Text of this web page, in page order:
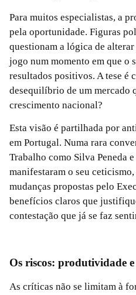
Para muitos especialistas, a
pela oportunidade. Figuras
questionam a lógica de
jogo num momento em que o
resultados positivos. A tese é
desequilíbrio de um mercado
crescimento nacional?
Esta visão é partilhada por
em Portugal. Numa rara
Trabalho como Silva Peneda
manifestaram o seu
mudanças propostas pelo
benefícios claros que
contestação que já se faz
Os riscos: produtividade
As críticas não se limitam à